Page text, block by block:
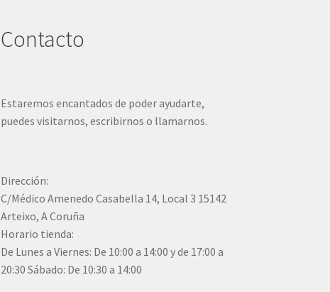
Contacto
Estaremos encantados de poder ayudarte,
puedes visitarnos, escribirnos o llamarnos.
Dirección:
C/Médico Amenedo Casabella 14, Local 3 15142
Arteixo, A Coruña
Horario tienda:
De Lunes a Viernes: De 10:00 a 14:00 y de 17:00 a
20:30 Sábado: De 10:30 a 14:00